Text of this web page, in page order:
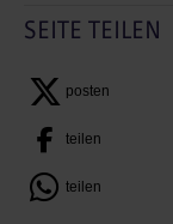
SEITE TEILEN
posten
teilen
teilen